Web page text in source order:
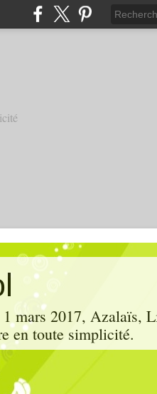
mars 2017, Azalaïs,
en toute simplicité.